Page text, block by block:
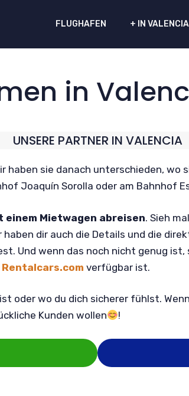
FLUGHAFEN + IN VALENCIA
in
UNSERE PARTNER IN VALENCIA
haben sie danach unterschieden, wo
Joaquín Sorolla oder am Bahnhof
Mietwagen abreisen. Sieh
haben dir auch die Details und die
Und wenn das noch nicht genug
Rentalcars.com verfügbar ist.
oder wo du dich sicherer fühlst.
Kunden wollen
!